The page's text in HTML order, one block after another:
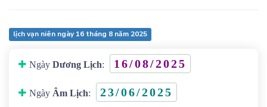
lịch vạn niên ngày 16 tháng 8 năm 2025
Ngày Dương Lịch: 16/08/2025
Ngày Âm Lịch: 23/06/2025